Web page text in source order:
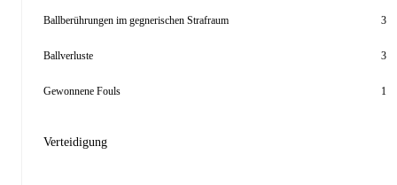
Ballberührungen im gegnerischen Strafraum 3
Ballverluste 3
Gewonnene Fouls 1
Verteidigung